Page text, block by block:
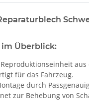
Überblick:
für das Fahrzeug.
durch
zur Behebung von